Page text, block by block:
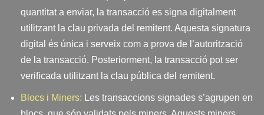
quantitat a enviar, la transacció es signa digitalment
utilitzant la clau privada del remitent. Aquesta signatura
digital és única i serveix com a prova de l’autorització
de la transacció. Posteriorment, la transacció pot ser
verificada utilitzant la clau pública del remitent.
Blocs i Miners: Les transaccions signades s’agrupen en